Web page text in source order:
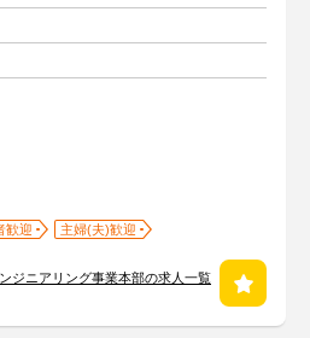
歓迎
主婦(夫)歓迎
ジニアリング事業本部の求人一覧